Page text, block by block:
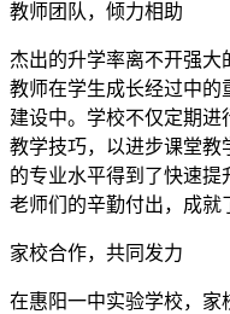
教师团队，倾力相助
杰出的升学率离不开强大
教师在学生成长经过中的
建设中。学校不仅定期
教学技巧，以进步课堂教
的专业水平得到了快速提
老师们的辛勤付出，成就
家校合作，共同发力
在惠阳一中实验学校，家